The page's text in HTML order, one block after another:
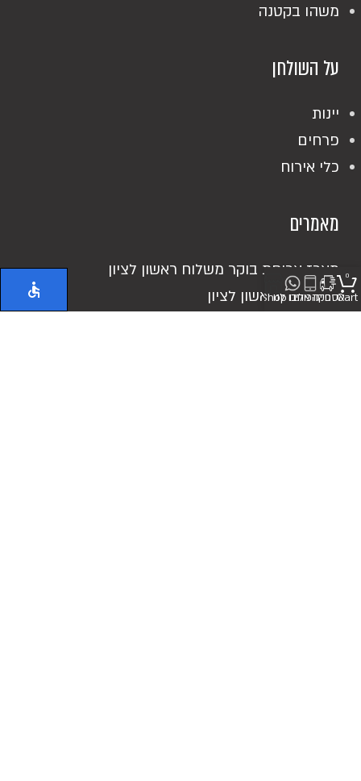
מאמרים
מארז ארוחת בוקר משלוח ראשון לציון
אוכל מוכן ראשון לציון
על השולחן
יינות
פרחים
כלי אירוח
משהו בקטנה
0
Cartאספקה
חייגו אלינו
כיתבו לנוShop